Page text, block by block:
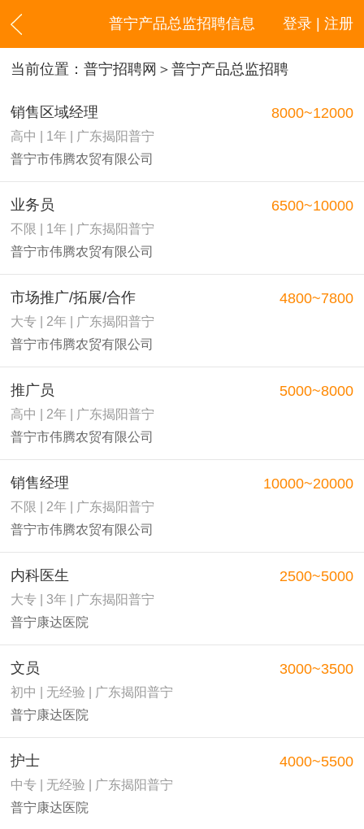
登录 | 注册
普宁产品总监招聘信息
当前位置： 普宁招聘网 ＞普宁产品总监招聘
销售区域经理
高中 | 1年 | 广东揭阳普宁
普宁市伟腾农贸有限公司
8000~12000
业务员
不限 | 1年 | 广东揭阳普宁
普宁市伟腾农贸有限公司
6500~10000
市场推广/拓展/合作
大专 | 2年 | 广东揭阳普宁
普宁市伟腾农贸有限公司
4800~7800
推广员
高中 | 2年 | 广东揭阳普宁
普宁市伟腾农贸有限公司
5000~8000
销售经理
不限 | 2年 | 广东揭阳普宁
普宁市伟腾农贸有限公司
10000~20000
内科医生
大专 | 3年 | 广东揭阳普宁
普宁康达医院
2500~5000
文员
初中 | 无经验 | 广东揭阳普宁
普宁康达医院
3000~3500
护士
中专 | 无经验 | 广东揭阳普宁
普宁康达医院
4000~5500